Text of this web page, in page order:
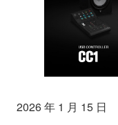
2026 年 1 月 15 日